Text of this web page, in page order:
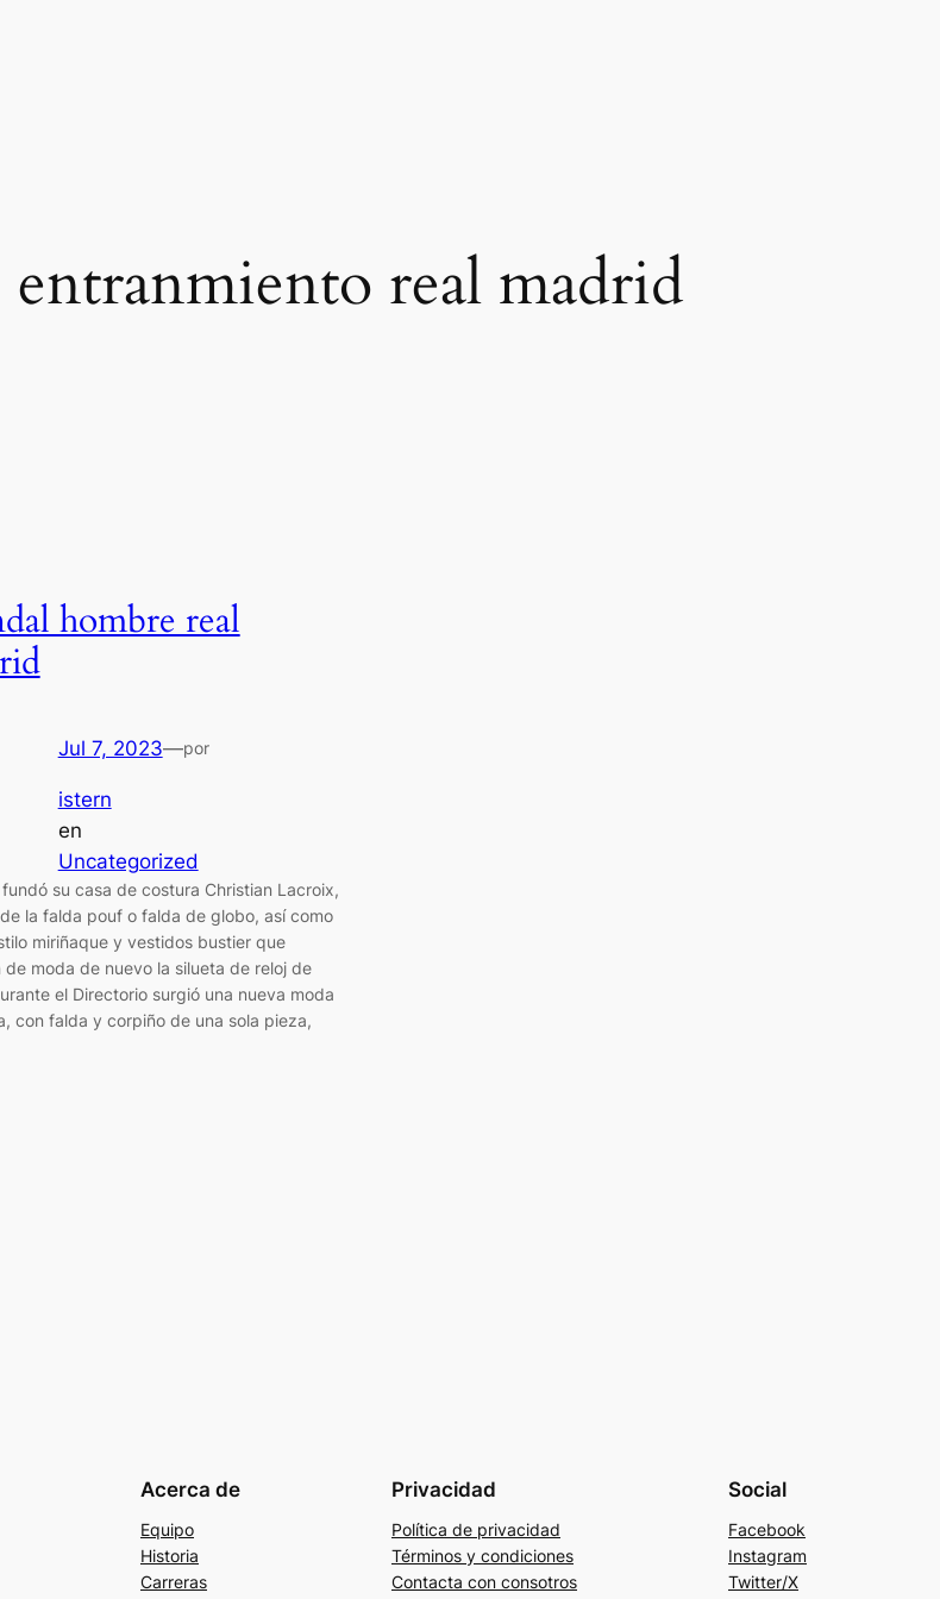
entranmiento real madrid
hombre real
Jul 7, 2023—por
istern
en
Uncategorized
fundó su casa de costura Christian Lacroix,
la falda pouf o falda de globo, así como
miriñaque y vestidos bustier que
de moda de nuevo la silueta de reloj de
el Directorio surgió una nueva moda
con falda y corpiño de una sola pieza,
Acerca de
Equipo
Historia
Carreras
Privacidad
Política de privacidad
Términos y condiciones
Contacta con consotros
Social
Facebook
Instagram
Twitter/X